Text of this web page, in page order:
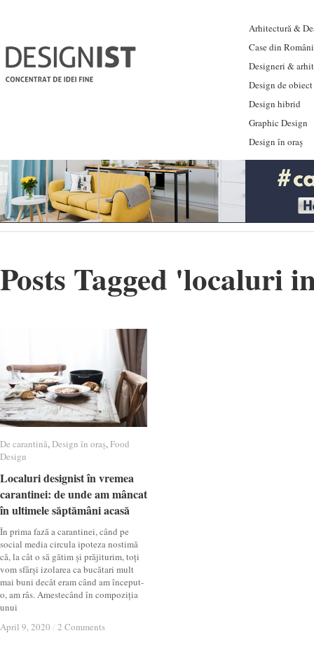
Arhitectură &
Case din
Designeri &
Design de obiect
Design hibrid
Graphic Design
Design în oraș
Posts Tagged 'localuri
De carantină,Design în oraș,Food
Design
Localuri designist în vremea
carantinei: de unde am mâncat
în ultimele săptămâni acasă
În prima fază a carantinei, când pe
social media circula ipoteza nostimă
că, la cât o să gătim și prăjiturim, toți
vom sfârși izolarea ca bucătari mult
mai buni decât eram când am început-
o, am râs. Amestecând în compoziția
unui
April 9, 2020 / 2 Comments
De carantină Design în oraș Food
Design
Localuri designist în vremea
carantinei: de unde am mâncat
în ultimele săptămâni acasă
April 9, 2020 / 2 Comments